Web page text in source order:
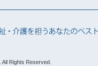
All Rights Reserved.